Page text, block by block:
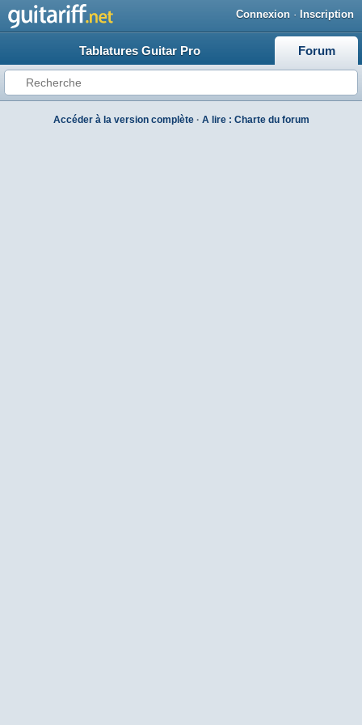
Connexion · Inscription
Tablatures Guitar Pro Forum
Accéder à la version complète· A lire : Charte du forum